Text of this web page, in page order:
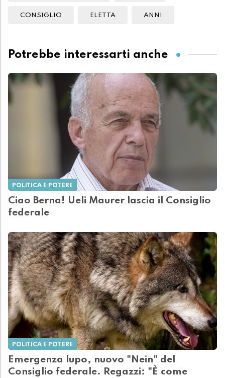
CONSIGLIO ELETTA ANNI
Potrebbe interessarti anche
POLITICA E POTERE
Ciao Berna! Ueli Maurer lascia il Consiglio
federale
POLITICA E POTERE
Emergenza lupo, nuovo "Nein" del
Consiglio federale. Regazzi: "È come